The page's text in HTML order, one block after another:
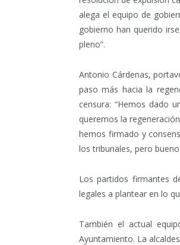
alega el equipo de
gobierno han querido
pleno”.
Antonio Cárdenas,
paso más hacia la
censura: “Hemos dado
queremos la
hemos firmado y
los tribunales, pero
Los partidos firmantes
legales a plantear en lo
También el actual
Ayuntamiento. La